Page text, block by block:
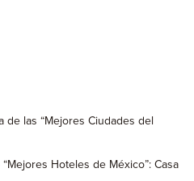
las “Mejores Ciudades del
Hoteles de México”: Casa